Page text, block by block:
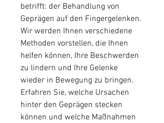
betrifft: der Behandlung von
Geprägen auf den Fingergelenken.
Wir werden Ihnen verschiedene
Methoden vorstellen, die Ihnen
helfen können, Ihre Beschwerden
zu lindern und Ihre Gelenke
wieder in Bewegung zu bringen.
Erfahren Sie, welche Ursachen
hinter den Geprägen stecken
können und welche Maßnahmen